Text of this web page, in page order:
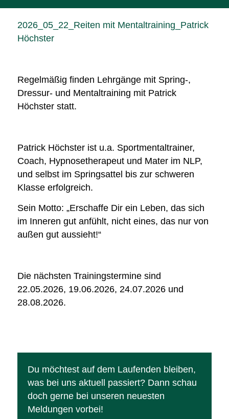
2026_05_22_Reiten mit Mentaltraining_Patrick
Höchster
Regelmäßig finden Lehrgänge mit Spring-,
Dressur- und Mentaltraining mit Patrick
Höchster statt.
Patrick Höchster ist u.a. Sportmentaltrainer,
Coach, Hypnosetherapeut und Mater im NLP,
und selbst im Springsattel bis zur schweren
Klasse erfolgreich.
Sein Motto: „Erschaffe Dir ein Leben, das sich
im Inneren gut anfühlt, nicht eines, das nur von
außen gut aussieht!“
Die nächsten Trainingstermine sind
22.05.2026, 19.06.2026, 24.07.2026 und
28.08.2026.
Du möchtest auf dem Laufenden bleiben,
was bei uns aktuell passiert? Dann schau
doch gerne bei unseren neuesten
Meldungen vorbei!